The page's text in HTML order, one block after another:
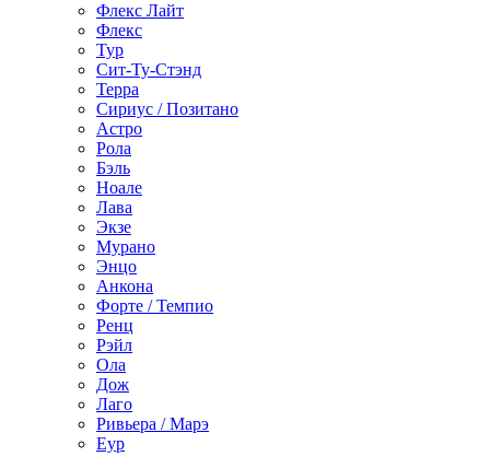
Флекс Лайт
Флекс
Тур
Сит-Ту-Стэнд
Терра
Сириус / Позитано
Астро
Рола
Бэль
Ноале
Лава
Экзе
Мурано
Энцо
Анкона
Форте / Темпио
Ренц
Рэйл
Ола
Дож
Лаго
Ривьера / Марэ
Еур